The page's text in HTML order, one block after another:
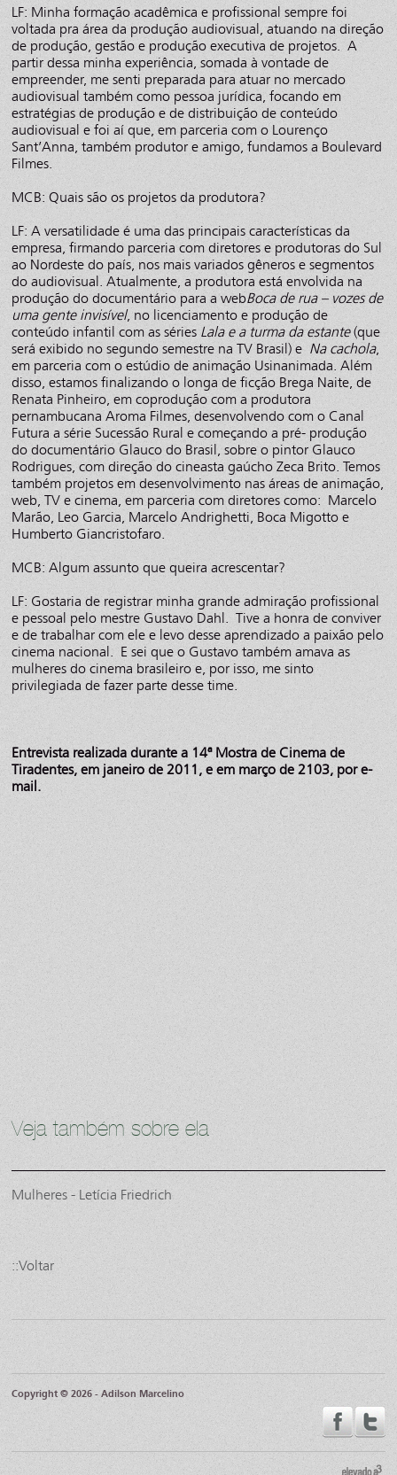
LF: Minha formação acadêmica e profissional sempre foi
voltada pra área da produção audiovisual, atuando na direção
de produção, gestão e produção executiva de projetos. A
partir dessa minha experiência, somada à vontade de
empreender, me senti preparada para atuar no mercado
audiovisual também como pessoa jurídica, focando em
estratégias de produção e de distribuição de conteúdo
audiovisual e foi aí que, em parceria com o Lourenço
Sant’Anna, também produtor e amigo, fundamos a Boulevard
Filmes.
MCB: Quais são os projetos da produtora?
LF: A versatilidade é uma das principais características da
empresa, firmando parceria com diretores e produtoras do Sul
ao Nordeste do país, nos mais variados gêneros e segmentos
do audiovisual. Atualmente, a produtora está envolvida na
produção do documentário para a webBoca de rua – vozes de
uma gente invisível, no licenciamento e produção de
conteúdo infantil com as séries Lala e a turma da estante(que
será exibido no segundo semestre na TV Brasil) e Na cachola,
em parceria com o estúdio de animação Usinanimada. Além
disso, estamos finalizando o longa de ficção Brega Naite, de
Renata Pinheiro, em coprodução com a produtora
pernambucana Aroma Filmes, desenvolvendo com o Canal
Futura a série Sucessão Rural e começando a pré- produção
do documentário Glauco do Brasil, sobre o pintor Glauco
Rodrigues, com direção do cineasta gaúcho Zeca Brito. Temos
também projetos em desenvolvimento nas áreas de animação,
web, TV e cinema, em parceria com diretores como: Marcelo
Marão, Leo Garcia, Marcelo Andrighetti, Boca Migotto e
Humberto Giancristofaro.
MCB: Algum assunto que queira acrescentar?
LF: Gostaria de registrar minha grande admiração profissional
e pessoal pelo mestre Gustavo Dahl. Tive a honra de conviver
e de trabalhar com ele e levo desse aprendizado a paixão pelo
cinema nacional. E sei que o Gustavo também amava as
mulheres do cinema brasileiro e, por isso, me sinto
privilegiada de fazer parte desse time.
Entrevista realizada durante a 14ª Mostra de Cinema de
Tiradentes, em janeiro de 2011, e em março de 2103, por e-
mail.
Veja também sobre ela
Mulheres - Letícia Friedrich
::Voltar
Copyright © 2026 - Adilson Marcelino